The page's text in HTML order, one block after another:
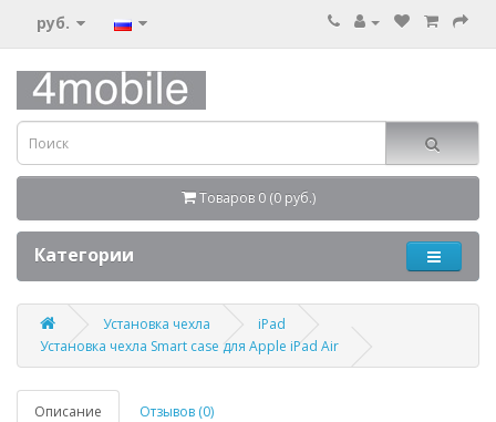
руб.
Товаров 0 (0 руб.)
Категории
Установка чехла
iPad
Установка чехла Smart case для Apple iPad Air
Описание Отзывов (0)